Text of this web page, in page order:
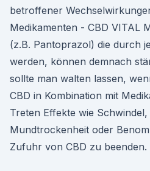
betroffener
Medikamenten - CBD VITAL
(z.B. Pantoprazol) die durch
werden, können demnach
sollte man walten lassen,
CBD in Kombination mit
Treten Effekte wie
Mundtrockenheit oder
Zufuhr von CBD zu beenden.